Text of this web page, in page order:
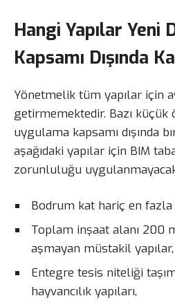
Hangi Yapılar Yeni
Kapsamı Dışında
Yönetmelik tüm yapılar için
getirmemektedir. Bazı küçük
uygulama kapsamı dışında
aşağıdaki yapılar için BIM
zorunluluğu
Bodrum kat hariç en fazla
Toplam inşaat alanı 200
aşmayan müstakil yapılar,
Entegre tesis niteliği
hayvancılık yapıları,